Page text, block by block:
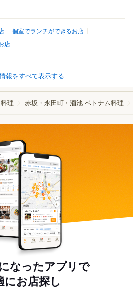
個室でランチができるお店
店
報をすべて表示する
理 赤坂・永田町・溜池 ベトナム料理
なったアプリで
にお店探し